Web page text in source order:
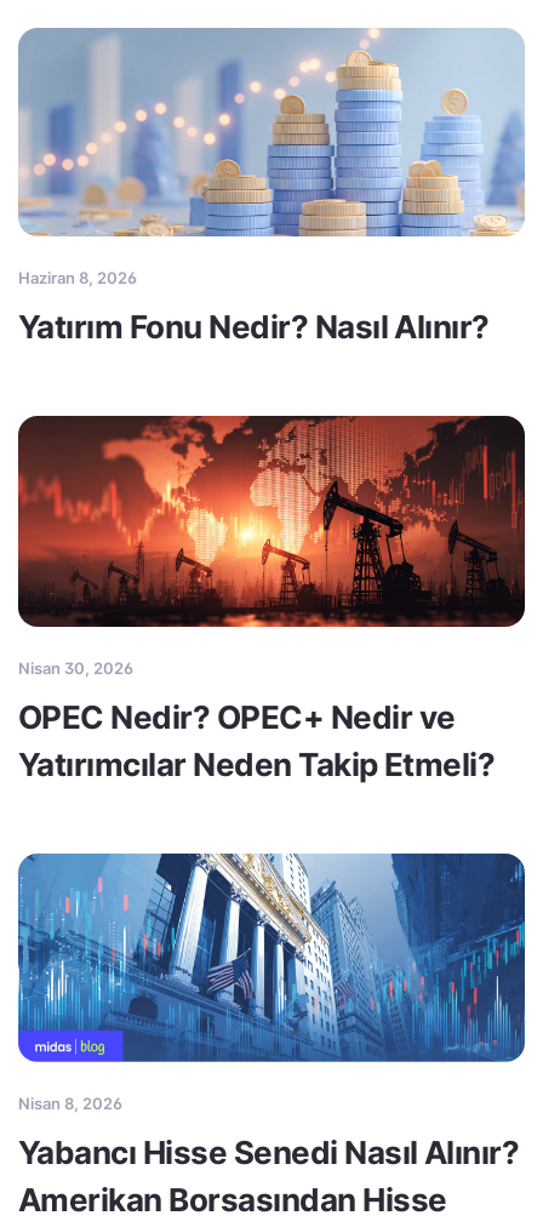
Haziran 8, 2026
Yatırım Fonu Nedir? Nasıl Alınır?
Nisan 30, 2026
OPEC Nedir? OPEC+ Nedir ve
Yatırımcılar Neden Takip Etmeli?
Nisan 8, 2026
Yabancı Hisse Senedi Nasıl Alınır?
Amerikan Borsasından Hisse